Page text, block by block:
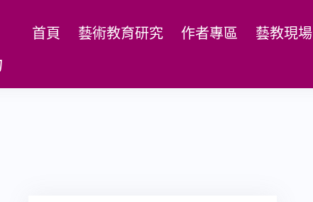
首頁 藝術教育研究 作者專區 藝教現場